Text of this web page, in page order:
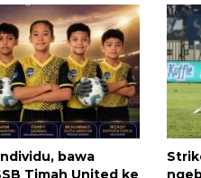
bawa
Timah United ke
Komisi V
Stasiun
12 Juni 2026